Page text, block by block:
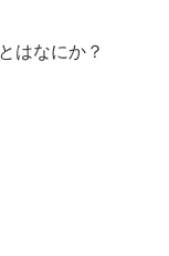
はなにか？